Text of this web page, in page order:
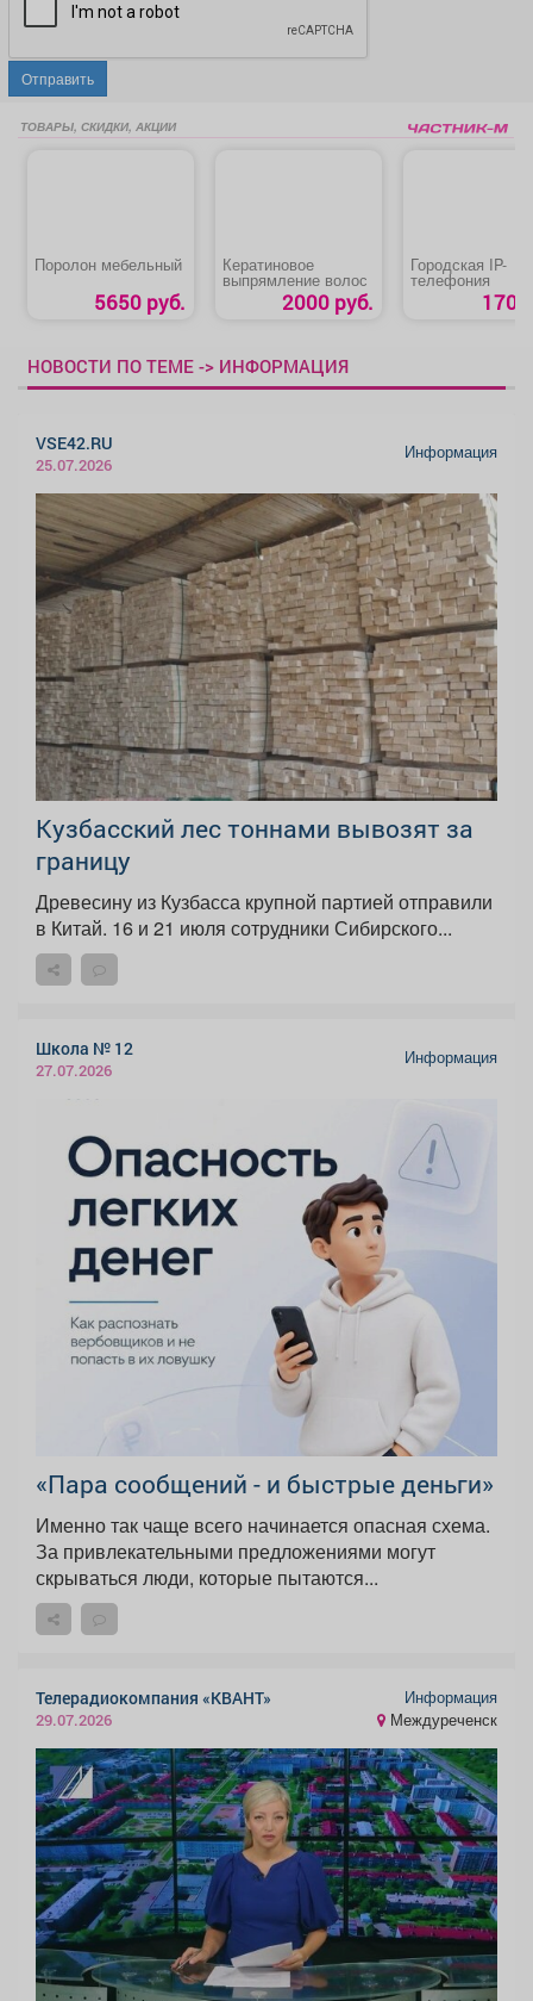
Отправить
ТОВАРЫ, СКИДКИ, АКЦИИ
Поролон мебельный
5650 руб.
Кератиновое
выпрямление волос
2000 руб.
Городская IP-
телефония
170
НОВОСТИ ПО ТЕМЕ -> ИНФОРМАЦИЯ
VSE42.RU
25.07.2026
Информация
Кузбасский лес тоннами вывозят за
границу
Древесину из Кузбасса крупной партией отправили
в Китай. 16 и 21 июля сотрудники Сибирского...
Школа № 12
27.07.2026
Информация
«Пара сообщений - и быстрые деньги»
Именно так чаще всего начинается опасная схема.
За привлекательными предложениями могут
скрываться люди, которые пытаются...
Телерадиокомпания «КВАНТ»
29.07.2026
Информация
Междуреченск